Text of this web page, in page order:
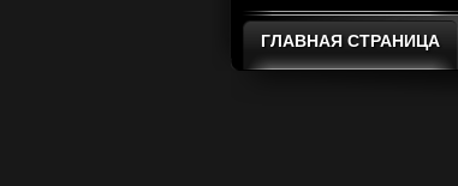
ГЛАВНАЯ СТРАНИЦА